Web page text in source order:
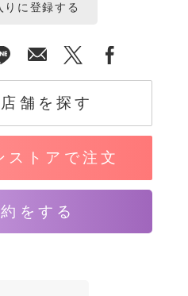
りに登録する
舗を探す
ストアで注文
をする